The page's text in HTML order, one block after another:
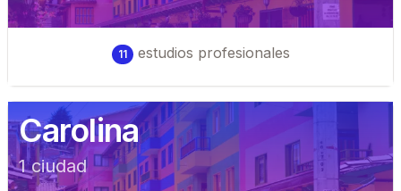
11 estudios profesionales
Carolina
1ciudad